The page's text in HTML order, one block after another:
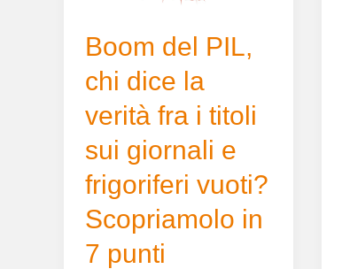
Boom del PIL,
chi dice la
verità fra i titoli
sui giornali e
frigoriferi vuoti?
Scopriamolo in
7 punti
i
titoli
giornali
e
frigoriferi
vuoti?
Scopriamolo
in
7